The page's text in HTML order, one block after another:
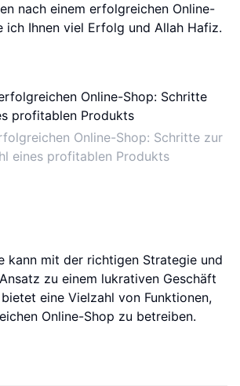
nach einem erfolgreichen Online-
ich Ihnen viel Erfolg und Allah Hafiz.
Online-Shop: Schritte zur
eines profitablen Produkts
kann mit der richtigen Strategie und
zu einem lukrativen Geschäft
eine Vielzahl von Funktionen,
Online-Shop zu betreiben.